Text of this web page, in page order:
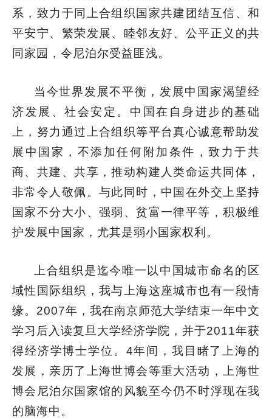
系，致力于同上合组织国家共建团结互信、和
平安宁、繁荣发展、睦邻友好、公平正义的共
同家园，令尼泊尔受益匪浅。
当今世界发展不平衡，发展中国家渴望经
济发展、社会安定。中国在自身进步的基础
上，努力通过上合组织等平台真心诚意帮助发
展中国家，不添加任何附加条件，致力于共
商、共建、共享，推动构建人类命运共同体，
非常令人敬佩。与此同时，中国在外交上坚持
国家不分大小、强弱、贫富一律平等，积极维
护发展中国家，尤其是弱小国家权利。
上合组织是迄今唯一以中国城市命名的区
域性国际组织，我与上海这座城市也有一段情
缘。2007年，我在南京师范大学结束一年中文
学习后入读复旦大学经济学院，并于2011年获
得经济学博士学位。4年间，我目睹了上海的
发展，亲历了上海世博会等重大活动，上海世
博会尼泊尔国家馆的风貌至今仍不时浮现在我
的脑海中。